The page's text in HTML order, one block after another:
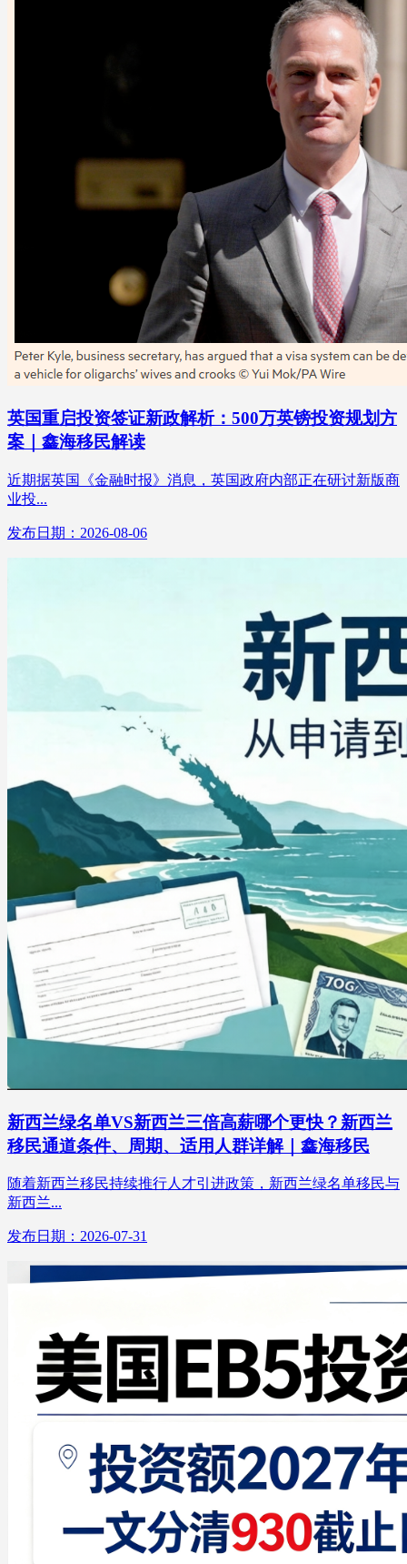
英国重启投资签证新政解析：500万英镑投资规划方
案｜鑫海移民解读
近期据英国《金融时报》消息，英国政府内部正在研讨新版商
业投...
发布日期：2026-08-06
新西兰绿名单VS新西兰三倍高薪哪个更快？新西兰
移民通道条件、周期、适用人群详解｜鑫海移民
随着新西兰移民持续推行人才引进政策，新西兰绿名单移民与
新西兰...
发布日期：2026-07-31